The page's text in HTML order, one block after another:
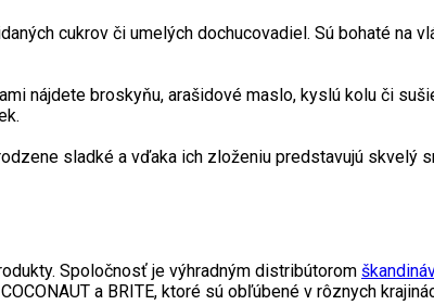
cukrov či umelých dochucovadiel. Sú bohaté na
nájdete broskyňu, arašidové maslo, kyslú kolu či
sladké a vďaka ich zloženiu predstavujú skvelý
Spoločnosť je výhradným distribútorom
a BRITE, ktoré sú obľúbené v rôznych